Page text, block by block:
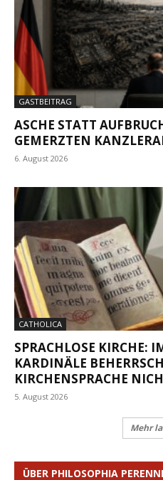
GASTBEITRAG
ASCHE STATT
GEMERZTEN
6. August 2026
CATHOLICA
SPRACHLOSE KIRCHE:
KARDINÄLE
KIRCHENSPRACHE
5. August 2026
Mehr
ÜBER PHILOSOPHIA